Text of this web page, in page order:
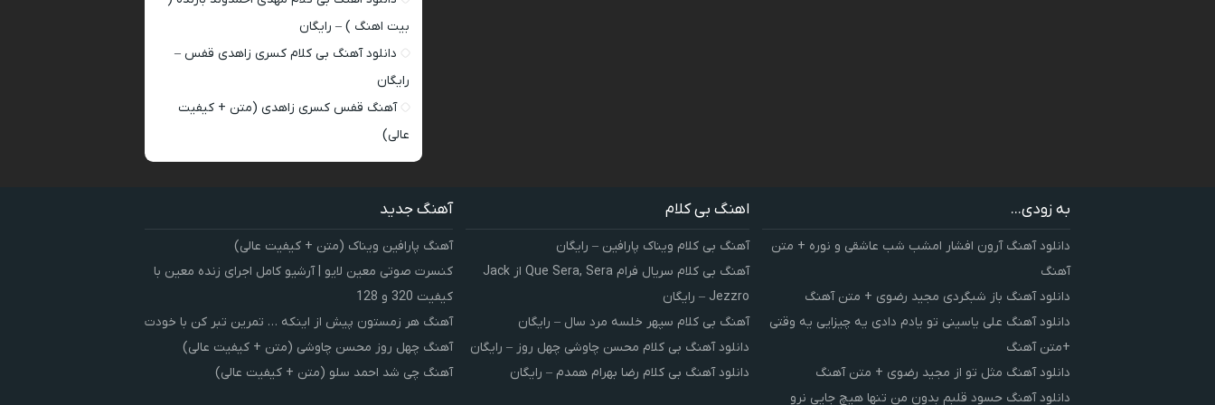
بیت اهنگ ) – رایگان
دانلود آهنگ بی کلام کسری زاهدی قفس –
رایگان
آهنگ قفس کسری زاهدی (متن + کیفیت
عالی)
به زودی...
دانلود آهنگ آرون افشار امشب شب عاشقی و نوره + متن
آهنگ
دانلود آهنگ باز شبگردی مجید رضوی + متن آهنگ
دانلود آهنگ علی یاسینی تو یادم دادی یه چیزایی یه وقتی
+متن آهنگ
دانلود آهنگ مثل تو از مجید رضوی + متن آهنگ
دانلود آهنگ حسود قلبم بدون من تنها هیچ جایی نرو
اهنگ بی کلام
آهنگ بی کلام ویناک پارافین – رایگان
آهنگ بی کلام سریال فرام Que Sera, Sera از Jack
Jezzro – رایگان
آهنگ بی کلام سپهر خلسه مرد سال – رایگان
دانلود آهنگ بی کلام محسن چاوشی چهل روز – رایگان
دانلود آهنگ بی کلام رضا بهرام همدم – رایگان
آهنگ جدید
آهنگ پارافین ویناک (متن + کیفیت عالی)
کنسرت صوتی معین لایو | آرشیو کامل اجرای زنده معین با
کیفیت 320 و 128
آهنگ هر زمستون پیش از اینکه … تمرین تبر کن با خودت
آهنگ چهل روز محسن چاوشی (متن + کیفیت عالی)
آهنگ چی شد احمد سلو (متن + کیفیت عالی)